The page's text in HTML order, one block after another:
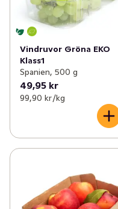
Vindruvor Gröna EKO
Klass1
Spanien, 500 g
49,95 kr
99,90 kr /kg